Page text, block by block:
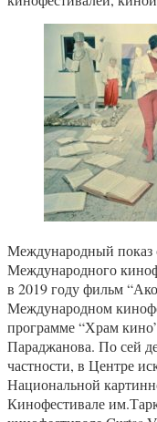
Международный показ
Международного
в 2019 году фильм
Международном
программе “Храм
Параджанова. По сей
частности, в Центре
Национальной
Кинофестивале